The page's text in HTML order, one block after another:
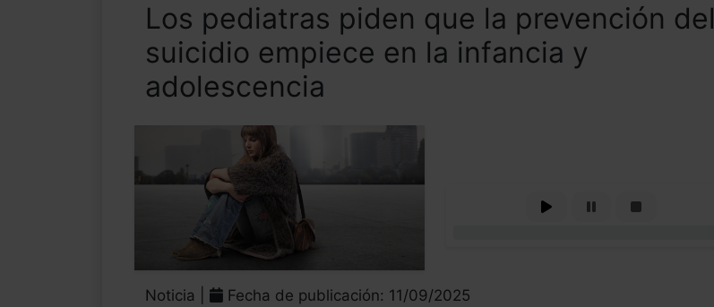
Los pediatras piden que la prevención del
suicidio empiece en la infancia y
adolescencia
Noticia | Fecha de publicación: 11/09/2025